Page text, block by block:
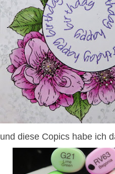
und diese Copics habe ich